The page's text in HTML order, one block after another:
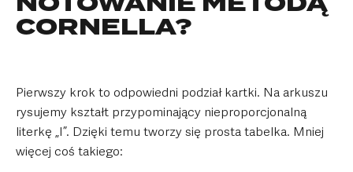
CORNELLA?
Pierw­szy krok to odpo­wiedni podział kartki. Na arku­szu
rysu­jemy kształt przy­po­mi­na­jący nie­pro­por­cjo­nalną
literkę „I”. Dzięki temu two­rzy się pro­sta tabelka. Mniej
wię­cej coś takiego: